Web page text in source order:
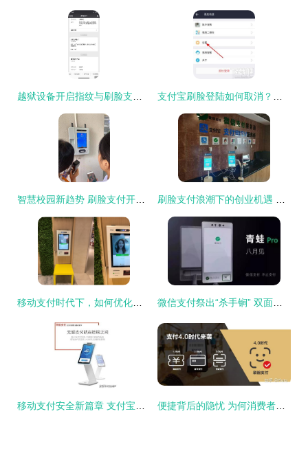
越狱设备开启指纹与刷脸支付的风险与可行方案探讨 支付宝刷脸登陆如何取消？详细步骤与替代支付方案解析
智慧校园新趋势 刷脸支付开启校园移动支付新篇章 刷脸支付浪潮下的创业机遇 为什么2019年做刷脸支付项目的创业者有望年入百万
移动支付时代下，如何优化刷脸支付代理加盟模式以突破发展瓶颈 微信支付祭出“杀手锏” 双面屏“青蛙Pro版”发布，移动支付体验再升级
移动支付安全新篇章 支付宝与微信刷脸支付全面解析 便捷背后的隐忧 为何消费者与商家对刷脸支付态度谨慎？